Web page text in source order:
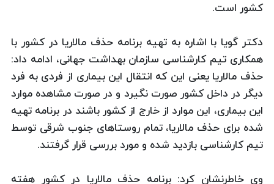
كشور است.
دكتر گویا با اشاره به تهیه برنامه حذف مالاریا در كشور با
همكاری تیم كارشناسی سازمان بهداشت جهانی، ادامه داد:
حذف مالاریا یعنی این كه انتقال این بیماری از فردی به فرد
دیگر در داخل كشور صورت نگیرد و در صورت مشاهده موارد
این بیماری، این موارد از خارج از كشور باشند در برنامه تهیه
شده برای حذف مالاریا، تمام روستاهای جنوب شرقی توسط
تیم كارشناسی بازدید شده و مورد بررسی قرار گرفتند.
وی خاطرنشان كرد: برنامه حذف مالاریا در كشور هفته